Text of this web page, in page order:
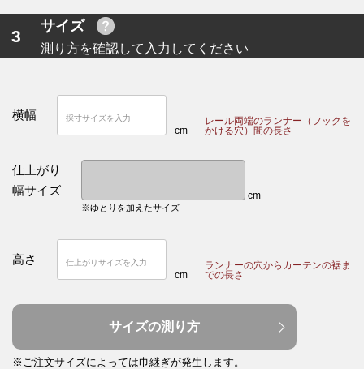
3
サイズ
測り方を確認して入力してください
横幅
cm
レール両端のランナー（フックを
かける穴）間の長さ
仕上がり
幅サイズ
cm
※ゆとりを加えたサイズ
高さ
cm
ランナーの穴からカーテンの裾ま
での長さ
サイズの測り方
※ご注文サイズによっては巾継ぎが発生します。